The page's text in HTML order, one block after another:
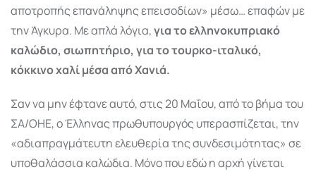
αποτροπής επανάληψης επεισοδίων» μέσω… επαφών με
την Άγκυρα. Με απλά λόγια,για το ελληνoκυπριακό
καλώδιο, σιωπητήριο, για το τουρκο-ιταλικό,
κόκκινο χαλί μέσα από Χανιά.
Σαν να μην έφτανε αυτό, στις 20 Μαΐου, από το βήμα του
ΣΑ/ΟΗΕ, ο Έλληνας πρωθυπουργός υπερασπίζεται, την
«αδιαπραγμάτευτη ελευθερία της συνδεσιμότητας» σε
υποθαλάσσια καλώδια. Μόνο που εδώ η αρχή γίνεται